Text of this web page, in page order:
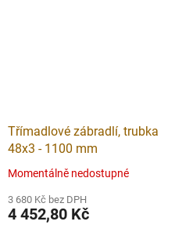
Třímadlové zábradlí, trubka
48x3 - 1100 mm
Momentálně nedostupné
3 680 Kč bez DPH
4 452,80 Kč